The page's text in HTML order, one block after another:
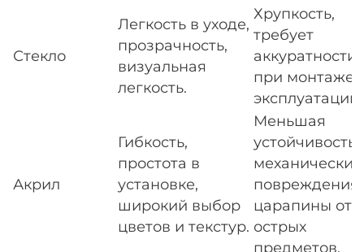
Стекло
Легкость в уходе,
прозрачность,
визуальная
легкость.
Хрупкость,
требует
аккуратности
при монтаже
эксплуатации.
Акрил
Гибкость,
простота в
установке,
широкий выбор
цветов и текстур.
Меньшая
устойчивость
механическим
царапины от
острых
предметов.